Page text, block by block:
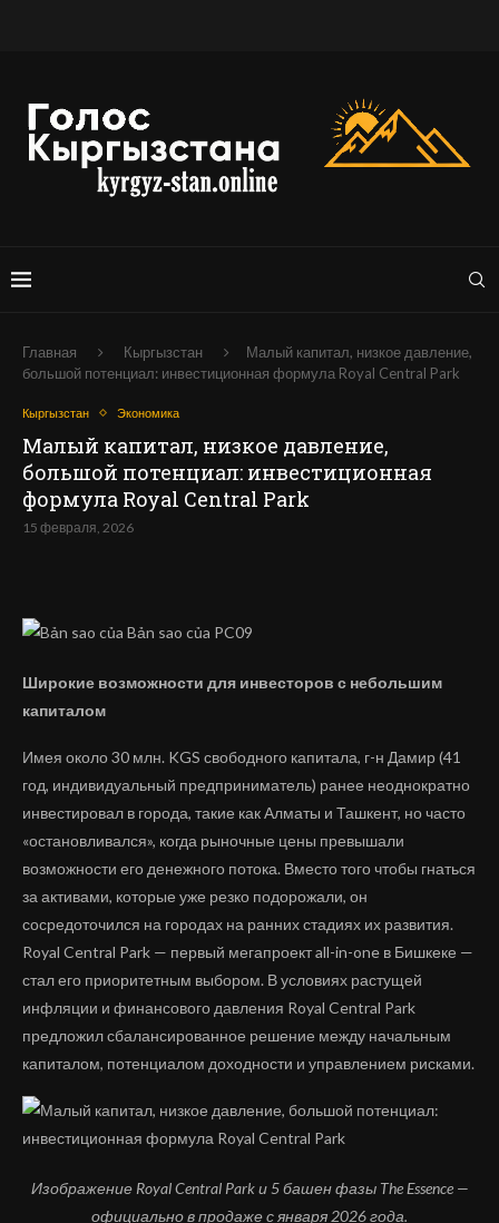
Главная Кыргызстан
Малый капитал, низкое давление,
большой потенциал: инвестиционная формула Royal Central Park
Кыргызстан Экономика
Малый капитал, низкое давление,
большой потенциал: инвестиционная
формула Royal Central Park
15 февраля, 2026
Широкие возможности для инвесторов с небольшим
капиталом
Имея около 30 млн. KGS свободного капитала, г-н Дамир (41
год, индивидуальный предприниматель) ранее неоднократно
инвестировал в города, такие как Алматы и Ташкент, но часто
«остановливался», когда рыночные цены превышали
возможности его денежного потока. Вместо того чтобы гнаться
за активами, которые уже резко подорожали, он
сосредоточился на городах на ранних стадиях их развития.
Royal Central Park — первый мегапроект all-in-one в Бишкеке —
стал его приоритетным выбором. В условиях растущей
инфляции и финансового давления Royal Central Park
предложил сбалансированное решение между начальным
капиталом, потенциалом доходности и управлением рисками.
Изображение Royal Central Parkи 5 башен фазы The Essence—
официально в продаже с января 2026 года.